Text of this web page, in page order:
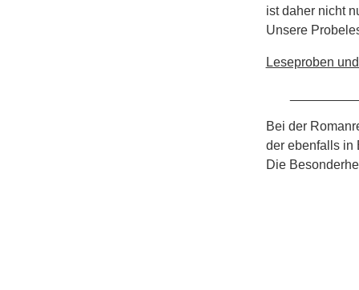
ist daher nicht
Unsere
Leseproben
Bei der
der ebenfalls in
Die